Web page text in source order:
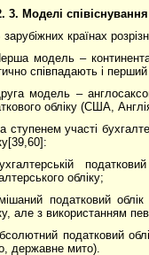
3. Моделі
зарубіжних країнах
модель –
співпадають і перший
модель –
обліку (США,
ступенем участі
обліку;
податковий
але з використанням
податковий
державне мито).